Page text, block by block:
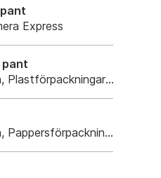
Express
pant
Plastförpackningar. Eller
Pappersförpackningar. Eller